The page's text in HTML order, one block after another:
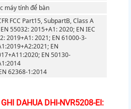
máy tính để bàn
FCC Part15, SubpartB, Class A
55032: 2015+A1: 2020; EN IEC
2019+A1: 2021; EN 61000-3-
EN
EN 50130-
62368-1:2014
DAHUA DHI-NVR5208-EI: